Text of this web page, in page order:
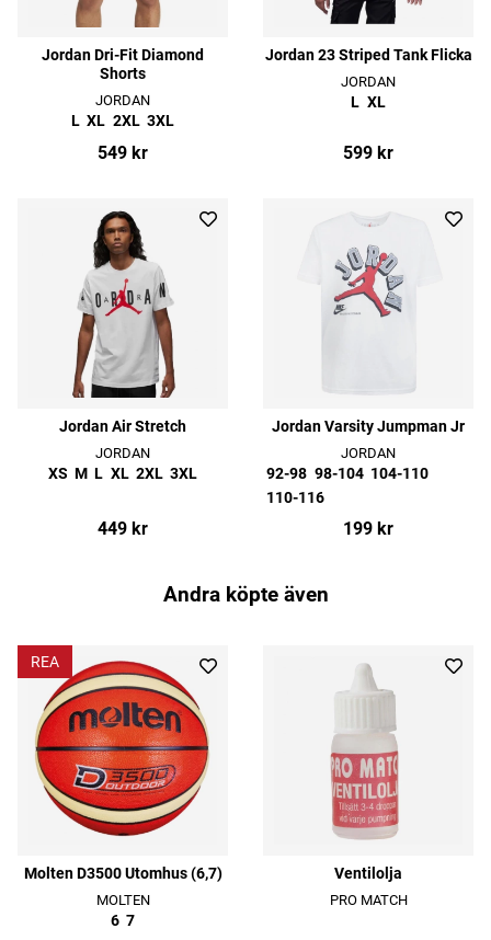
Jordan Dri-Fit Diamond
Shorts
JORDAN
L XL 2XL 3XL
549 kr
Jordan 23 Striped Tank Flicka
JORDAN
L XL
599 kr
Jordan Air Stretch
JORDAN
XS M L XL 2XL 3XL
449 kr
Jordan Varsity Jumpman Jr
JORDAN
92-98 98-104 104-110
110-116
199 kr
Andra köpte även
REA
Molten D3500 Utomhus (6,7)
MOLTEN
6 7
Ventilolja
PRO MATCH